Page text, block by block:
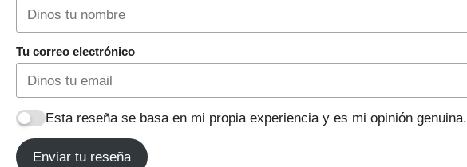
Tu correo electrónico
Esta reseña se basa en mi propia experiencia y es mi opinión genuina.
Enviar tu reseña